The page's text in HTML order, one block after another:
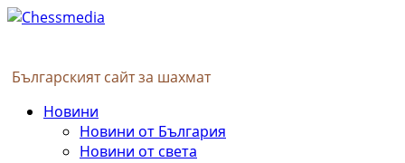
Skip
Българският сайт за шахмат
PrimaryНовини
Новини от България
Новини от света